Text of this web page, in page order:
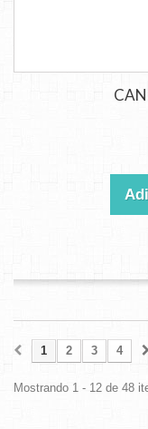
1 2 3 4
Mostrando 1 - 12 de 48